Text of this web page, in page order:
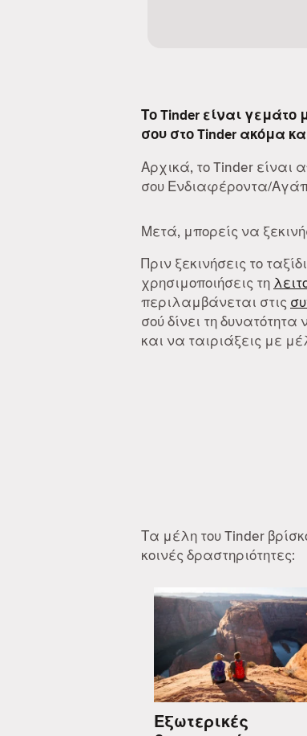
Το Tinder είναι γεμάτο
σου στο Tinder ακόμα
Αρχικά, το Tinder είναι
σου Ενδιαφέροντα/
Μετά, μπορείς να
Πριν ξεκινήσεις το
χρησιμοποιήσεις τη
περιλαμβάνεται στις
σού δίνει τη
και να ταιριάξεις με
Τα μέλη του Tinder
κοινές δραστηριότητες:
Εξωτερικές